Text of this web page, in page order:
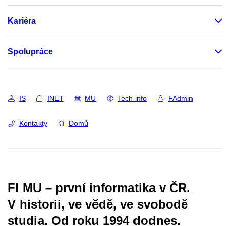
Kariéra
Spolupráce
IS INET MU Tech info FAdmin
Kontakty Domů
FI MU – první informatika v ČR.
V historii, ve vědě, ve svobodě
studia. Od roku 1994 dodnes.